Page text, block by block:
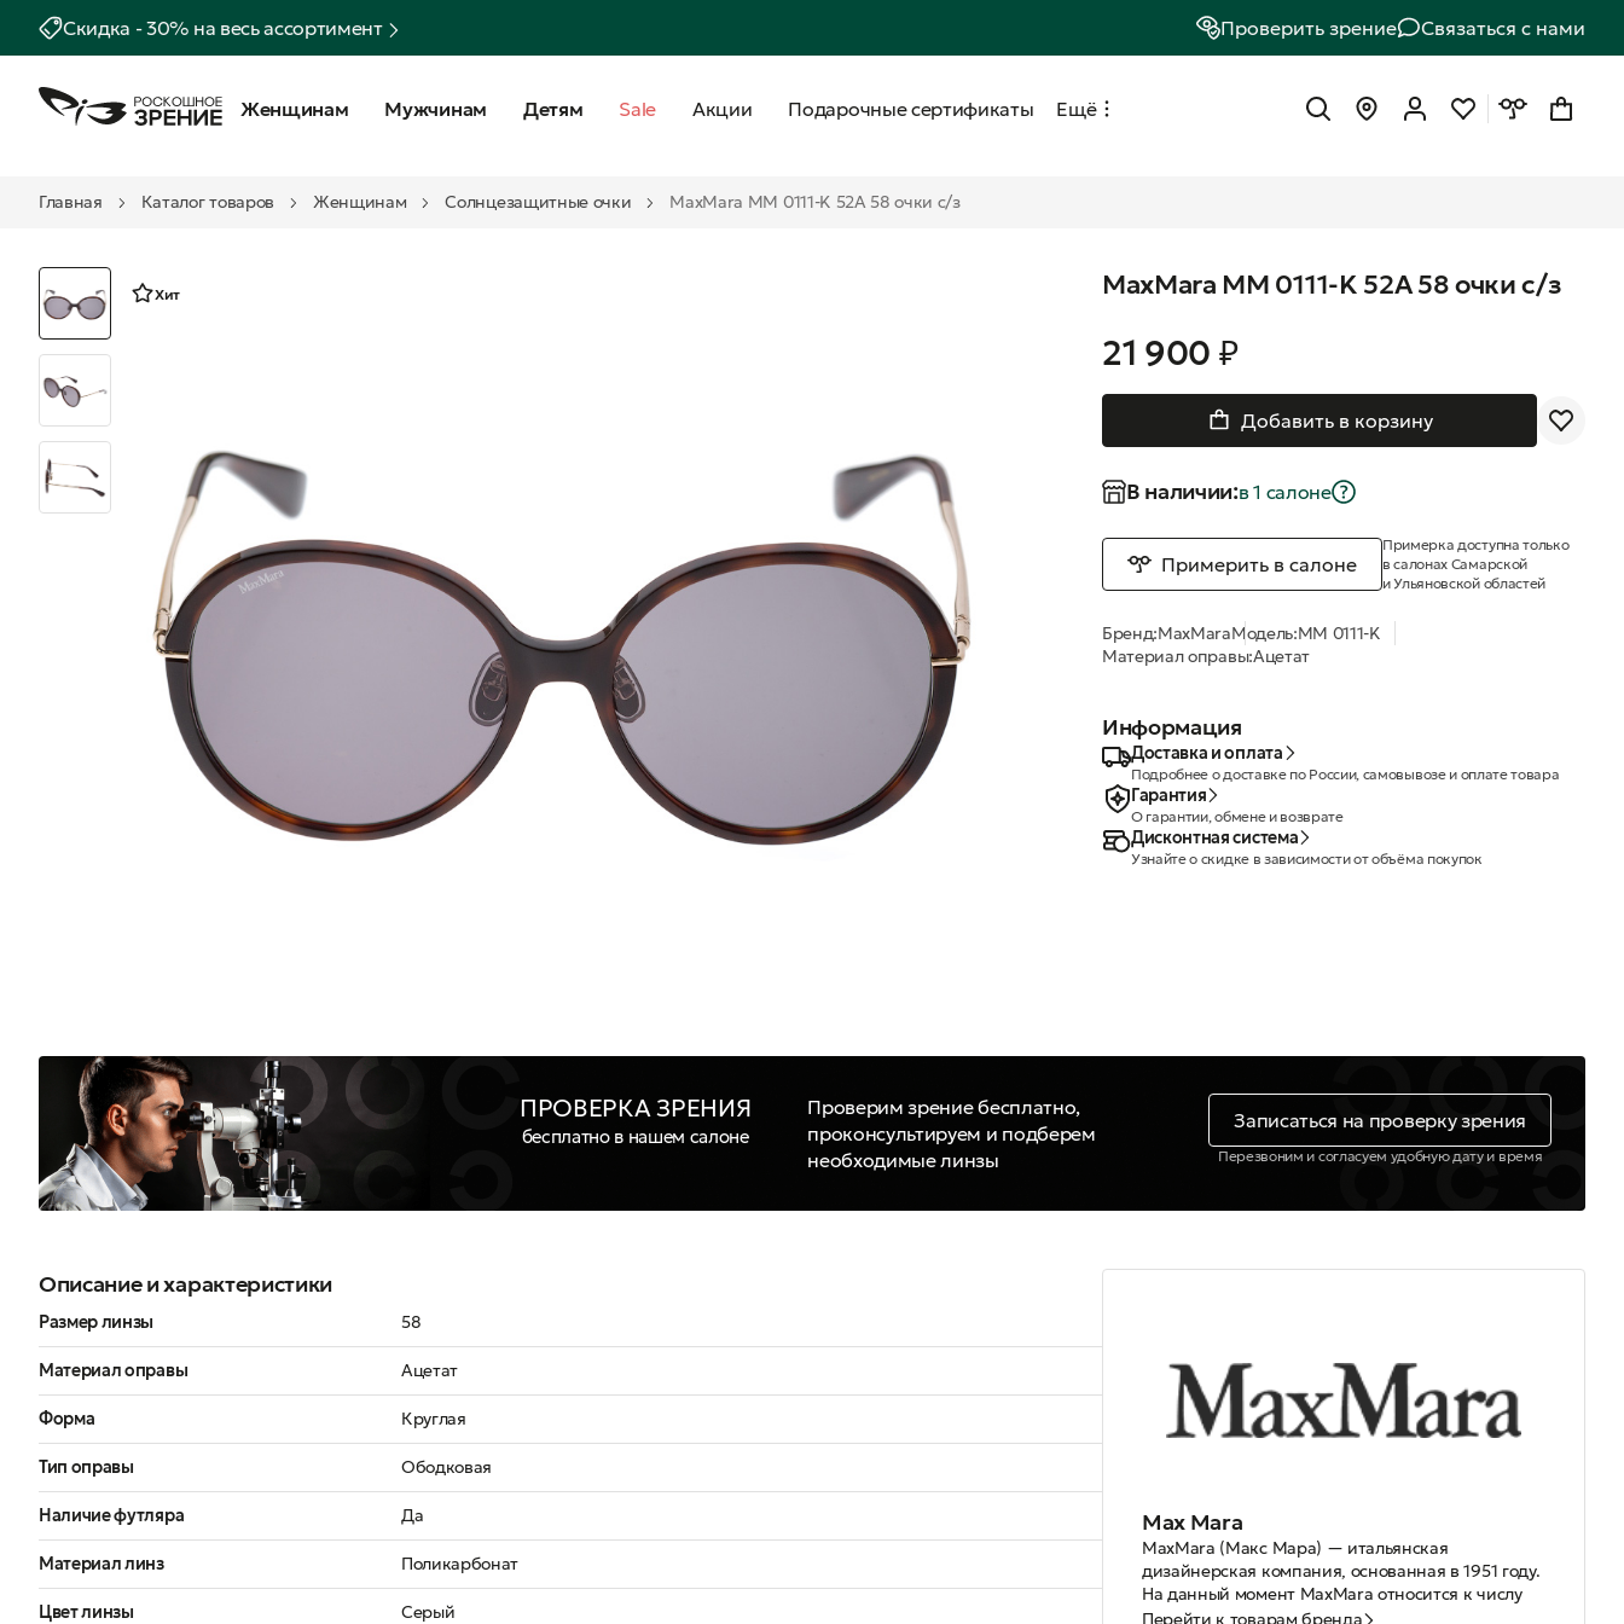
Скидка - 30% на весь ассортимент Проверить зрение Связаться с нами
Женщинам Мужчинам Детям Sale Акции Подарочные сертификаты Ещё
Главная Каталог товаров Женщинам Солнцезащитные очки MaxMara MM 0111-K 52A 58 очки с/з
Хит MaxMara MM 0111-K 52A 58 очки с/з
21 900 ₽
Добавить в корзину
В наличии:в 1 салонe
Примерить в салоне
Примерка доступна только
в салонах Самарской
и Ульяновской областей
Бренд:MaxMaraМодель:MM 0111-K
Материал оправы:Ацетат
Информация
Доставка и оплата
Подробнее о доставке по России, самовывозе и оплате товара
Гарантия
О гарантии, обмене и возврате
Дисконтная система
Узнайте о скидке в зависимости от объёма покупок
ПРОВЕРКА ЗРЕНИЯ
бесплатно в нашем салоне
Проверим зрение бесплатно,
проконсультируем и подберем
необходимые линзы
Записаться на проверку зрения
Перезвоним и согласуем удобную дату и время
Описание и характеристики
Размер линзы 58
Материал оправы Ацетат
Форма Круглая
Тип оправы Ободковая
Наличие футляра Да
Материал линз Поликарбонат
Цвет линзы Серый
Max Mara
MaxMara (Макс Мара) — итальянская
дизайнерская компания, основанная в 1951 году.
На данный момент MaxMara относится к числу
наиболее успешных и влиятельных компаний в
Перейти к товарам бренда